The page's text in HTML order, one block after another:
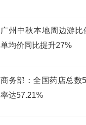
广州中秋本地周边游比
单均价同比提升27%
商务部：全国药店总数
率达57.21%